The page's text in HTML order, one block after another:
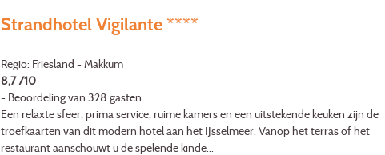
Strandhotel Vigilante ****
Regio: Friesland - Makkum
8,7 /10
- Beoordeling van 328 gasten
Een relaxte sfeer, prima service, ruime kamers en een uitstekende keuken zijn de
troefkaarten van dit modern hotel aan het IJsselmeer. Vanop het terras of het
restaurant aanschouwt u de spelende kinde...